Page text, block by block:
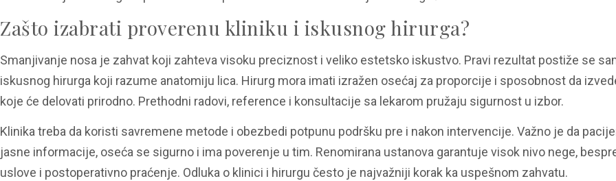
Zašto izabrati proverenu kliniku i iskusnog hirurga?
Smanjivanje nosa je zahvat koji zahteva visoku preciznost i veliko estetsko iskustvo. Pravi rezultat postiže se
iskusnog hirurga koji razume anatomiju lica. Hirurg mora imati izražen osećaj za proporcije i sposobnost da
koje će delovati prirodno. Prethodni radovi, reference i konsultacije sa lekarom pružaju sigurnost u izbor.
Klinika treba da koristi savremene metode i obezbedi potpunu podršku pre i nakon intervencije. Važno je da
jasne informacije, oseća se sigurno i ima poverenje u tim. Renomirana ustanova garantuje visok nivo nege,
uslove i postoperativno praćenje. Odluka o klinici i hirurgu često je najvažniji korak ka uspešnom zahvatu.